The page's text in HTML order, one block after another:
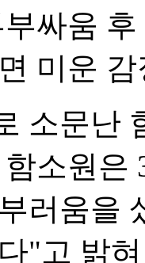
싸움
미운
소문난
소원은
러움을
"고 밝